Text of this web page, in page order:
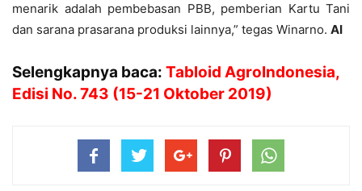
menarik adalah pembebasan PBB, pemberian Kartu Tani
dan sarana prasarana produksi lainnya,” tegas Winarno. AI
Selengkapnya baca: Tabloid AgroIndonesia,
Edisi No. 743 (15-21 Oktober 2019)